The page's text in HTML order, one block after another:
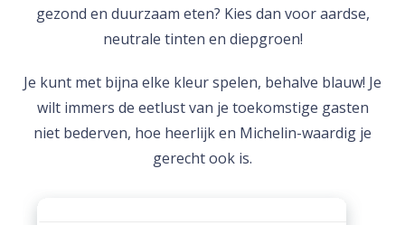
gezond en duurzaam eten? Kies dan voor aardse,
neutrale tinten en diepgroen!
Je kunt met bijna elke kleur spelen, behalve blauw! Je
wilt immers de eetlust van je toekomstige gasten
niet bederven, hoe heerlijk en Michelin-waardig je
gerecht ook is.